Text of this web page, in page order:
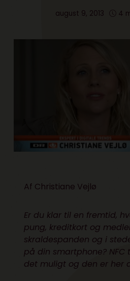
august 9, 2013 4
Af Christiane Vejlø
Er du klar til en fremtid,
pung, kreditkort og
skraldespanden og i
på din smartphone? NFC
det muligt og den er her